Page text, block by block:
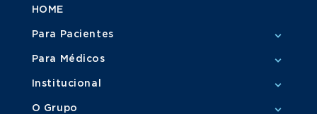
HOME
Para Pacientes
Para Médicos
Institucional
O Grupo